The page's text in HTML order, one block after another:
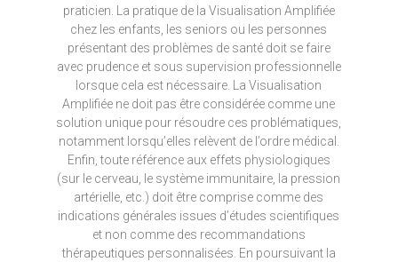
praticien. La pratique de la Visualisation Amplifiée
chez les enfants, les seniors ou les personnes
présentant des problèmes de santé doit se faire
avec prudence et sous supervision professionnelle
lorsque cela est nécessaire. La Visualisation
Amplifiée ne doit pas être considérée comme une
solution unique pour résoudre ces problématiques,
notamment lorsqu’elles relèvent de l’ordre médical.
Enfin, toute référence aux effets physiologiques
(sur le cerveau, le système immunitaire, la pression
artérielle, etc.) doit être comprise comme des
indications générales issues d’études scientifiques
et non comme des recommandations
thérapeutiques personnalisées. En poursuivant la